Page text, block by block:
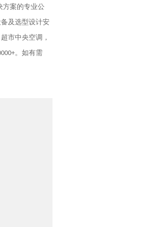
方案的专业公
及选型设计安
市中央空调，
。如有需